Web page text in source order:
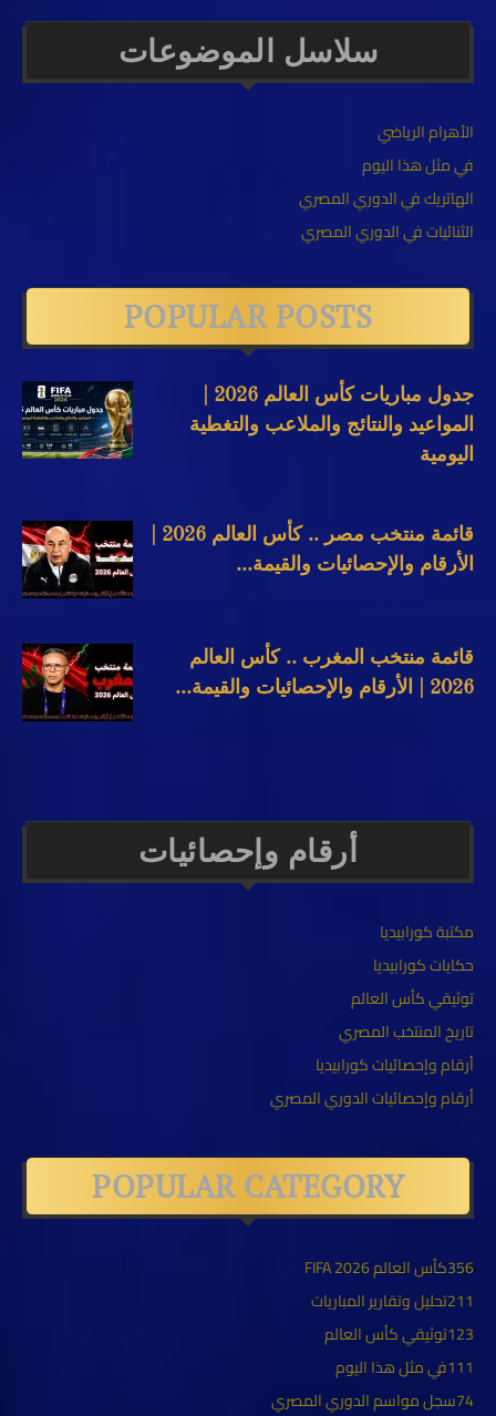
سلاسل الموضوعات
الأهرام الرياضي
في مثل هذا اليوم
الهاتريك في الدوري المصري
الثنائيات في الدوري المصري
POPULAR POSTS
المواعيد والنتائج والملاعب والتغطية
اليومية
الأرقام والإحصائيات والقيمة...
قائمة منتخب المغرب .. كأس العالم
2026 | الأرقام والإحصائيات والقيمة...
أرقام وإحصائيات
مكتبة كورابيديا
حكايات كورابيديا
توثيقي كأس العالم
تاريخ المنتخب المصري
أرقام وإحصائيات كورابيديا
أرقام وإحصائيات الدوري المصري
POPULAR CATEGORY
كأس العالم FIFA 2026356
تحليل وتقارير المباريات211
توثيقي كأس العالم123
في مثل هذا اليوم111
سجل مواسم الدوري المصري74